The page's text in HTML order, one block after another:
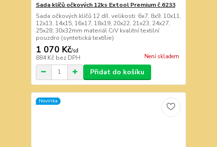
Sada klíčů očkových 12ks Extool Premium č.6233
Sada očkových klíčů 12 díl. velikosti: 6x7, 8x9, 10x11,
12x13, 14x15, 16x17, 18x19, 20x22, 21x23, 24x27,
25x28, 30x32mm materiál CrV kvalitní textilní
pouzdro (syntetická textílie)
1 070 Kč/sd
884 Kč bez DPH Není skladem
Přidat do košíku
Novinka